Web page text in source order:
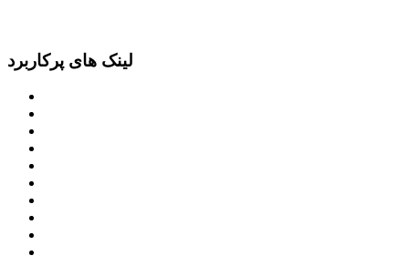
لینک های پرکاربرد